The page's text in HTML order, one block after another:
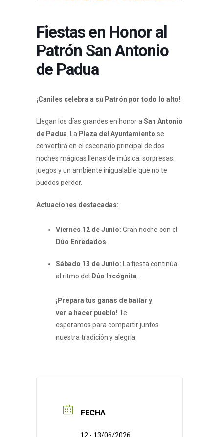
Fiestas en Honor al
Patrón San Antonio
de Padua
¡Caniles celebra a su Patrón por todo lo alto!
Llegan los días grandes en honor a San Antonio
de Padua . La Plaza del Ayuntamiento se
convertirá en el escenario principal de dos
noches mágicas llenas de música, sorpresas,
juegos y un ambiente inigualable que no te
puedes perder.
Actuaciones destacadas:
Viernes 12 de Junio: Gran noche con el
Dúo Enredados
Sábado 13 de Junio: La fiesta continúa
al ritmo del Dúo Incógnita
¡Prepara tus ganas de bailar y
ven a hacer pueblo! Te
esperamos para compartir juntos
nuestra tradición y alegría.
FECHA
12 - 13/06/2026